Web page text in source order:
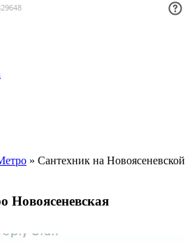
» Сантехник на Новоясеневской
Новоясеневская